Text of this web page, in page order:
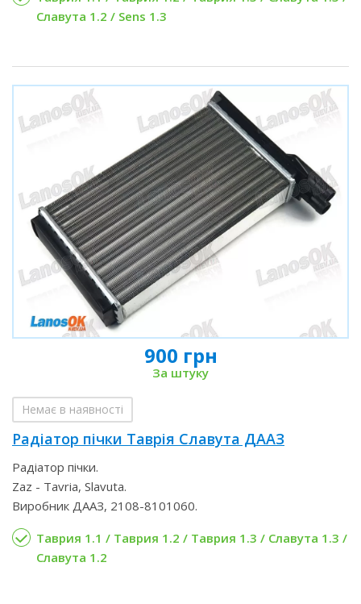
Славута 1.2 / Sens 1.3
900 грн
За штуку
Немає в наявності
Радіатор пічки Таврія Славута ДААЗ
Радіатор пічки.
Zaz - Tavria, Slavuta.
Виробник ДААЗ, 2108-8101060.
Таврия 1.1 / Таврия 1.2 / Таврия 1.3 / Славута 1.3 /
Славута 1.2